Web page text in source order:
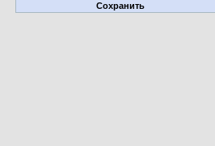
Сохранить